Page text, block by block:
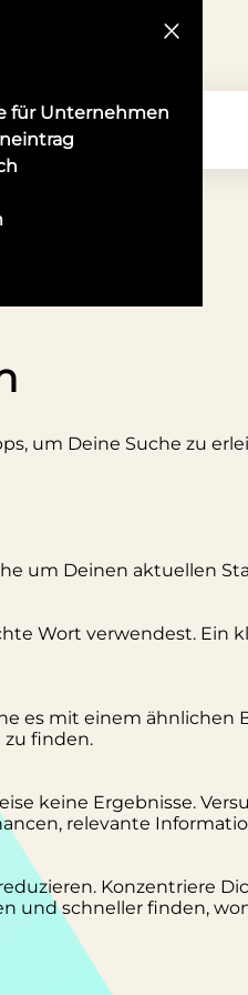
für Unternehmen
um Deine Suche zu
um Deinen aktuellen
Wort verwendest. Ein
es mit einem ähnlichen
finden.
keine Ergebnisse.
relevante
Konzentriere
und schneller finden,